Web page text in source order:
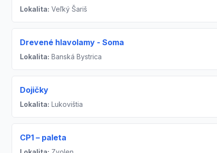
Lokalita: Veľký Šariš
Drevené hlavolamy - Soma
Lokalita: Banská Bystrica
Dojičky
Lokalita: Lukovištia
CP1 – paleta